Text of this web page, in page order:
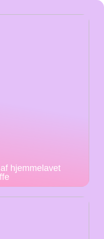
hjemmelavet